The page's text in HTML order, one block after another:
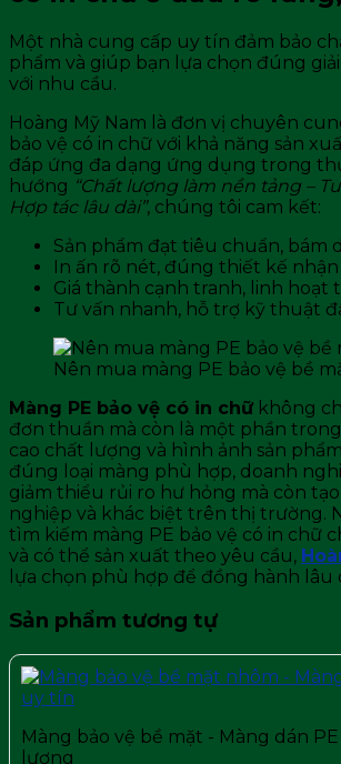
Một nhà cung cấp uy tín đảm bảo
phẩm và giúp bạn lựa chọn đúng
với nhu cầu.
Hoàng Mỹ Nam là đơn vị chuyên
bảo vệ có in chữ với khả năng sản
đáp ứng đa dạng ứng dụng trong
hướng “Chất lượng làm nền tảng –
Hợp tác lâu dài”, chúng tôi cam kết:
Sản phẩm đạt tiêu chuẩn, bám
In ấn rõ nét, đúng thiết kế
Giá thành cạnh tranh, linh hoạt
Tư vấn nhanh, hỗ trợ kỹ thuật
Nên mua màng PE bảo vệ bề
Màng PE bảo vệ có in chữ không
đơn thuần mà còn là một phần
cao chất lượng và hình ảnh sản
đúng loại màng phù hợp, doanh
giảm thiểu rủi ro hư hỏng mà còn
nghiệp và khác biệt trên thị trường.
tìm kiếm màng PE bảo vệ có in chữ
và có thể sản xuất theo yêu cầu,
lựa chọn phù hợp để đồng hành lâu
Sản phẩm tương tự
Màng bảo vệ bề mặt - Màng dán
lượng